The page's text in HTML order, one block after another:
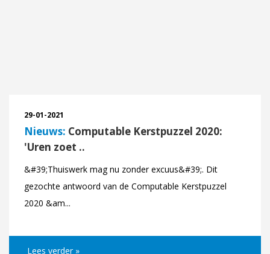
29-01-2021
Nieuws: Computable Kerstpuzzel 2020:
'Uren zoet ..
&#39;Thuiswerk mag nu zonder excuus&#39;. Dit
gezochte antwoord van de Computable Kerstpuzzel
2020 &am...
Lees verder »